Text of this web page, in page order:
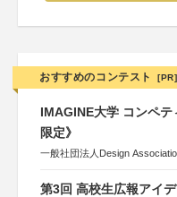
おすすめのコンテスト [PR]
IMAGINE大学 コンペ
限定》
一般社団法人Design
第3回 高校生広報アイ